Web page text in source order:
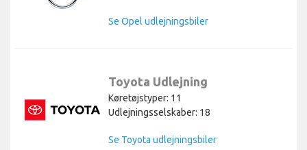
Se Opel udlejningsbiler
Toyota Udlejning
Køretøjstyper: 11
Udlejningsselskaber: 18
Se Toyota udlejningsbiler